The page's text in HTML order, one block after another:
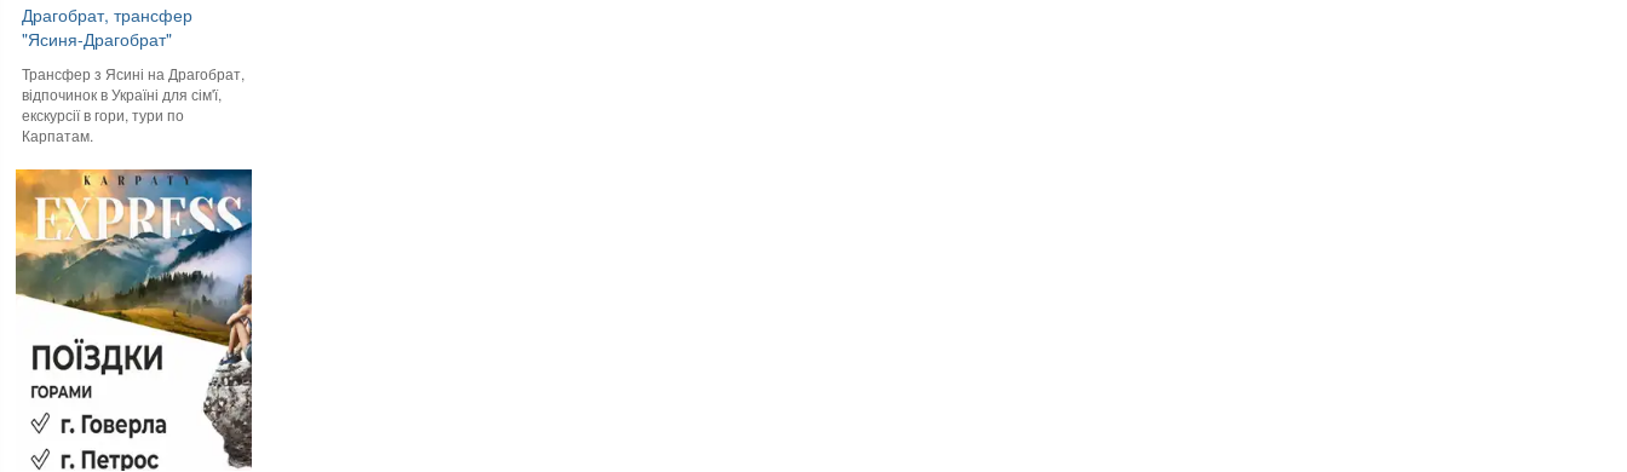
Драгобрат, трансфер
"Ясиня-Драгобрат"
Трансфер з Ясині на Драгобрат,
відпочинок в Україні для сім'ї,
екскурсії в гори, тури по
Карпатам.